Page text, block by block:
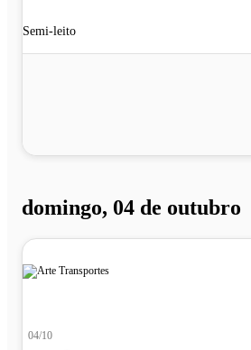
Semi-leito
domingo, 04 de outubro
04/10